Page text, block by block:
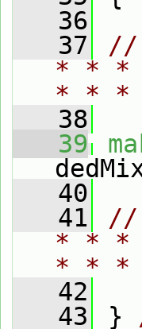
   36
   37
//
* * *
* *
   38
   39
   40
   41
//
* * *
* *
   42
   43
}